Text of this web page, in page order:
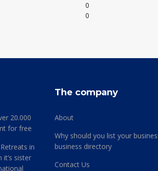
0
0
20.000
for free
in
sister
The company
About
Why should you list your
business directory
Contact Us